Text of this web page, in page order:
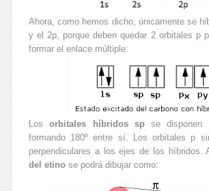
Ahora, como hemos dicho, únicamente se
y el 2p, porque deben quedar 2 orbitales p
formar el enlace múltiple:
Losorbitales híbridos spse disponen
formando 180º entre sí. Los orbitales p
perpendiculares a los ejes de los híbridos.
del etino se podrá dibujar como: